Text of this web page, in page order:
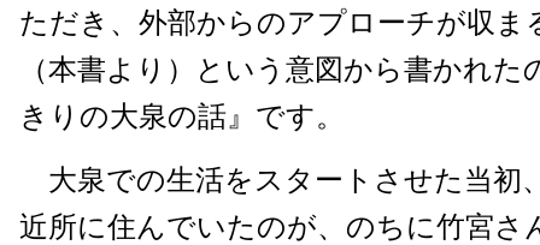
ただき、外部からのアプローチが収ま
（本書より）という意図から書かれた
きりの大泉の話』です。
大泉での生活をスタートさせた当初
近所に住んでいたのが、のちに竹宮さ